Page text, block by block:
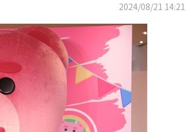
2024/08/21 14:21